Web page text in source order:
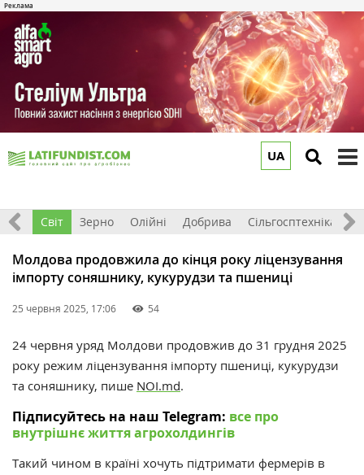
UA
Світ Зерно Олійні Добрива Сільгосптехніка
Молдова продовжила до кінця року ліцензування
імпорту соняшнику, кукурудзи та пшениці
25 червня 2025, 17:06 54
24 червня уряд Молдови продовжив до 31 грудня 2025
року режим ліцензування імпорту пшениці, кукурудзи
та соняшнику, пише NOI.md.
Підписуйтесь на наш Telegram: все про
внутрішнє життя агрохолдингів
Такий чином в країні хочуть підтримати фермерів в